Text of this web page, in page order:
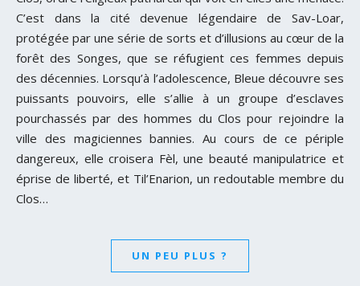
C’est dans la cité devenue légendaire de Sav-Loar,
protégée par une série de sorts et d’illusions au cœur de la
forêt des Songes, que se réfugient ces femmes depuis
des décennies. Lorsqu’à l’adolescence, Bleue découvre ses
puissants pouvoirs, elle s’allie à un groupe d’esclaves
pourchassés par des hommes du Clos pour rejoindre la
ville des magiciennes bannies. Au cours de ce périple
dangereux, elle croisera Fèl, une beauté manipulatrice et
éprise de liberté, et Til’Enarion, un redoutable membre du
Clos…
UN PEU PLUS ?